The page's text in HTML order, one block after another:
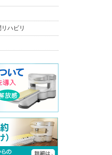
ハビリ